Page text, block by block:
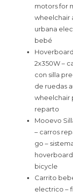
motors for
wheelchair
urbana
bebé
2x350W –
con silla
de ruedas
wheelchair
reparto
Mooevo
– carros
go –
bicycle
Carrito
electrico –